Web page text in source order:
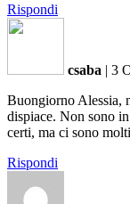
Rispondi
csaba | 3
Buongiorno Alessia,
dispiace. Non sono
certi, ma ci sono
Rispondi